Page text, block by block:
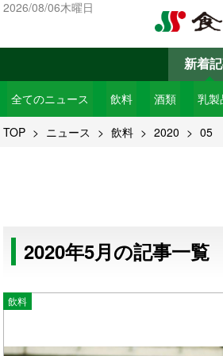
2026/08/06木曜日
新着
全てのニュース 飲料 酒類 乳製
TOP ニュース 飲料 2020 05
2020年5月の記事一覧
飲料